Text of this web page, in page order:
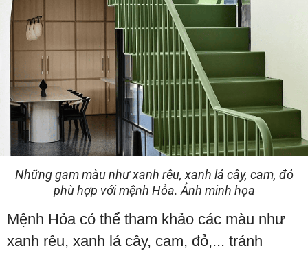
Những gam màu như xanh rêu, xanh lá cây, cam, đỏ
phù hợp với mệnh Hỏa. Ảnh minh họa
Mệnh Hỏa có thể tham khảo các màu như
xanh rêu, xanh lá cây, cam, đỏ,... tránh